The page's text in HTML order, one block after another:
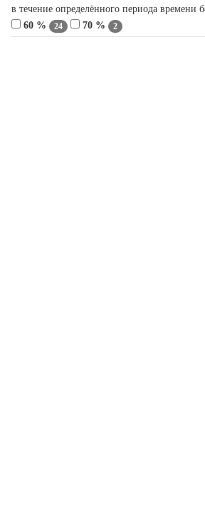
в течение определённого периода времени
60 %
24 70 % 2